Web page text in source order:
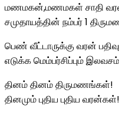
மணமகன்,மணமகள் சாதி
சமுதாயத்தின் நம்பர் 1
பெண் வீட்டாருக்கு வரன்
எடுக்க மெம்பர்சிப்பும்
தினம் தினம் திருமணங்கள்!
தினமும் புதிய புதிய வரன்கள்!